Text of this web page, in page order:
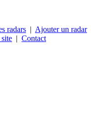
radars | Ajouter un radar
| Contact